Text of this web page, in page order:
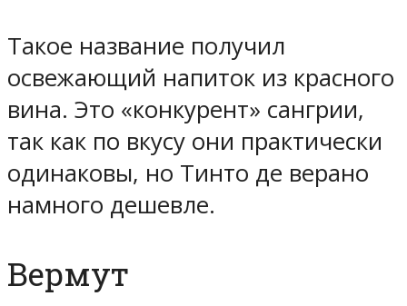
Такое название получил
освежающий напиток из красного
вина. Это «конкурент» сангрии,
так как по вкусу они практически
одинаковы, но Тинто де верано
намного дешевле.
Вермут